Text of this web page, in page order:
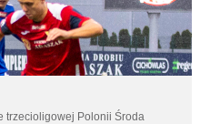
trzecioligowej Polonii Środa